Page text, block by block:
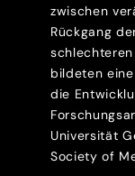
zwischen
Rückgang
schlechteren
bildeten
die
Universität
Society of